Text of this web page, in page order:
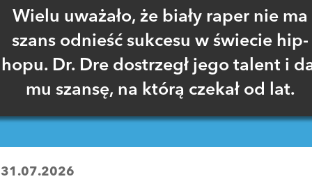
Wielu uważało, że biały raper nie ma
szans odnieść sukcesu w świecie hip-
hopu. Dr. Dre dostrzegł jego talent i
mu szansę, na którą czekał od lat.
31.07.2026